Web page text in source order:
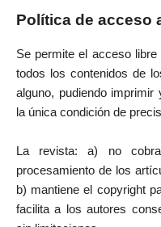
Política de acceso
Se permite el acceso
todos los contenidos de
alguno, pudiendo
la única condición de
La revista: a) no
procesamiento de los
b) mantiene el copyright
facilita a los autores